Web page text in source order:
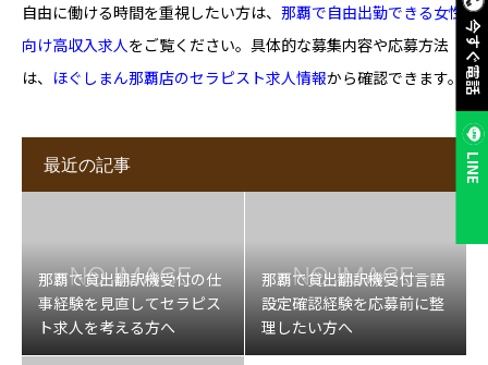
今すぐ電話
LINE
自由に働ける時間を重視したい方は、 那覇で自由出勤できる女性
向け高収入求人をご覧ください。具体的な募集内容や応募方法
は、 ほぐしまん那覇店のセラピスト求人情報から確認できます。
最近の記事
那覇で貸出翻訳機受付の仕
事経験を見直してセラピス
ト求人を考える方へ
那覇で貸出翻訳機受付言語
設定確認経験を応募前に整
理したい方へ